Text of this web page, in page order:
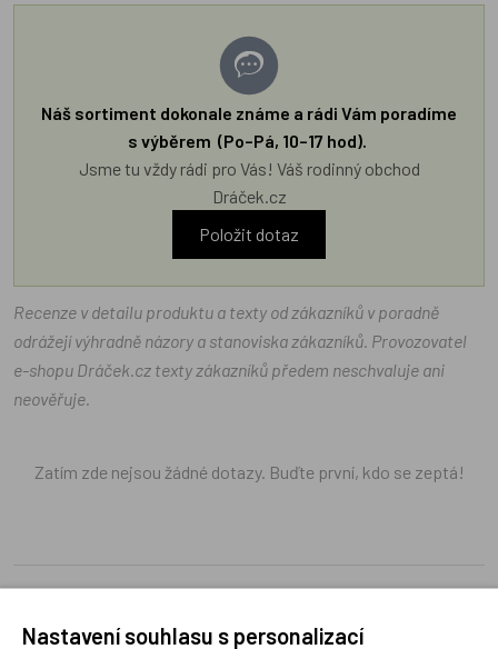
Náš sortiment dokonale známe a rádi Vám poradíme
s výběrem (Po–Pá, 10–17 hod).
Jsme tu vždy rádi pro Vás! Váš rodinný obchod
Dráček.cz
Položit dotaz
Recenze v detailu produktu a texty od zákazníků v poradně
odrážejí výhradně názory a stanoviska zákazníků. Provozovatel
e-shopu Dráček.cz texty zákazníků předem neschvaluje ani
neověřuje.
Zatím zde nejsou žádné dotazy. Buďte první, kdo se zeptá!
Nastavení souhlasu s personalizací